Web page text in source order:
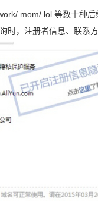
.mom/.lol 等数十种
时，注册者信息、联系